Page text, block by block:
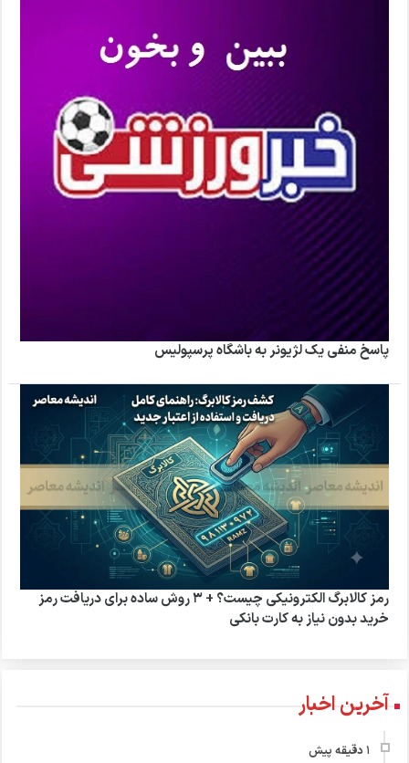
پاسخ منفی یک لژیونر به باشگاه پرسپولیس
رمز کالابرگ الکترونیکی چیست؟ + ۳ روش ساده برای دریافت رمز
خرید بدون نیاز به کارت بانکی
آخرین اخبار